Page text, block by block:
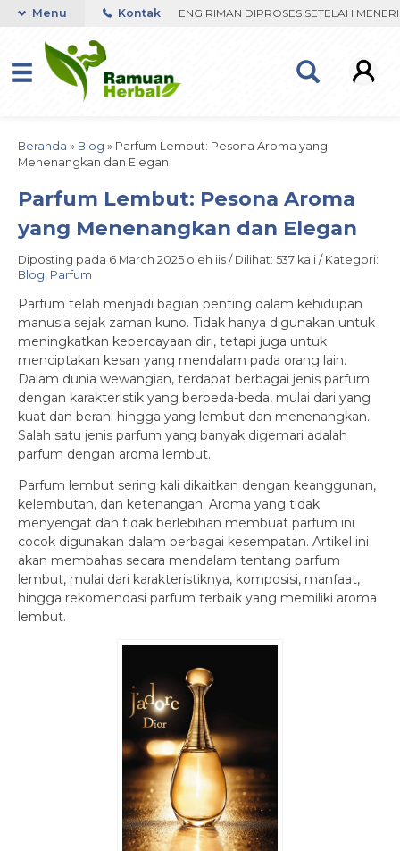
ORDER VIA WHATSAPP. PENGIRIMAN DIPROSES SETELAH
Menu Kontak
Beranda » Blog » Parfum Lembut: Pesona Aroma yang
Menenangkan dan Elegan
Parfum Lembut: Pesona Aroma
yang Menenangkan dan Elegan
Diposting pada 6 March 2025 oleh iis / Dilihat: 537 kali / Kategori:
Blog, Parfum
Parfum telah menjadi bagian penting dalam kehidupan
manusia sejak zaman kuno. Tidak hanya digunakan untuk
meningkatkan kepercayaan diri, tetapi juga untuk
menciptakan kesan yang mendalam pada orang lain.
Dalam dunia wewangian, terdapat berbagai jenis parfum
dengan karakteristik yang berbeda-beda, mulai dari yang
kuat dan berani hingga yang lembut dan menenangkan.
Salah satu jenis parfum yang banyak digemari adalah
parfum dengan aroma lembut.
Parfum lembut sering kali dikaitkan dengan keanggunan,
kelembutan, dan ketenangan. Aroma yang tidak
menyengat dan tidak berlebihan membuat parfum ini
cocok digunakan dalam berbagai kesempatan. Artikel ini
akan membahas secara mendalam tentang parfum
lembut, mulai dari karakteristiknya, komposisi, manfaat,
hingga rekomendasi parfum terbaik yang memiliki aroma
lembut.